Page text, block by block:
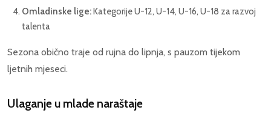
Omladinske lige:Kategorije U-12, U-14, U-16, U-18 za razvoj
talenta
Sezona obično traje od rujna do lipnja, s pauzom tijekom
ljetnih mjeseci.
Ulaganje u mlade naraštaje